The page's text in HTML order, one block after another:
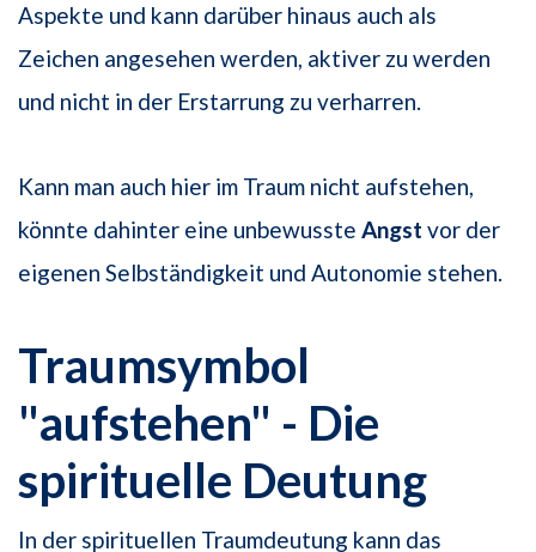
Aspekte und kann darüber hinaus auch als
Zeichen angesehen werden, ak­tiver zu werden
und nicht in der Erstarrung zu verharren.
Kann man auch hier im Traum nicht aufstehen,
könnte dahinter eine unbewusste Angst vor der
eigenen Selbständigkeit und Autonomie stehen.
Traumsymbol
"aufstehen" - Die
spirituelle Deutung
In der spirituellen Traumdeutung kann das